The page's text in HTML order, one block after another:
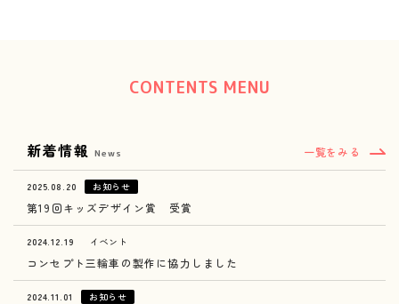
miki channel 1950_miki
CONTENTS MENU
新着情報 News 一覧をみる
2025.08.20 お知らせ
第19回キッズデザイン賞 受賞
2024.12.19 イベント
コンセプト三輪車の製作に協力しました
2024.11.01 お知らせ